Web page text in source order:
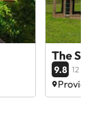
The
9.8 12